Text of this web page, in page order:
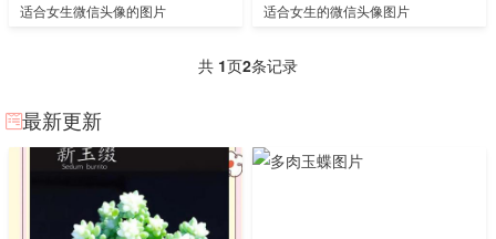
适合女生微信头像的图片 适合女生的微信头像图片
共 1页2条记录
最新更新